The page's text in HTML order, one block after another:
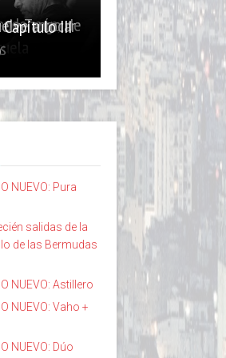
Tango de
a tocar
Capítulo III
NUEVO: Pura
salidas de la
de las Bermudas
NUEVO: Astillero
NUEVO: Vaho +
NUEVO: Dúo